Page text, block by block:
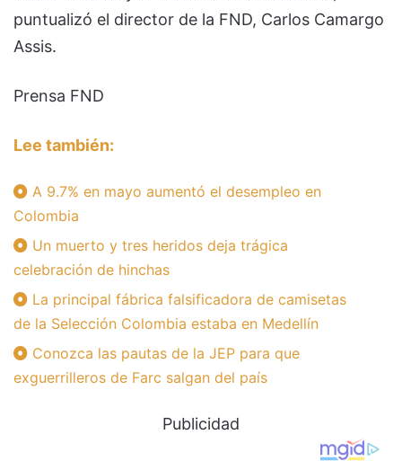
puntualizó el director de la FND, Carlos Camargo
Assis.
Prensa FND
Lee también:
A 9.7% en mayo aumentó el desempleo en
Colombia
Un muerto y tres heridos deja trágica
celebración de hinchas
La principal fábrica falsificadora de camisetas
de la Selección Colombia estaba en Medellín
Conozca las pautas de la JEP para que
exguerrilleros de Farc salgan del país
Publicidad